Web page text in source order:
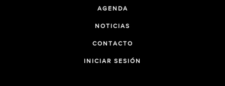
AGENDA
NOTICIAS
CONTACTO
INICIAR SESIÓN